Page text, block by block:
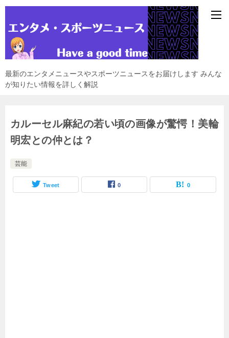
最新のエンタメニュースやスポーツニュースをお届けします みんな
が知りたい情報を詳しく解説
カルーセル麻紀の若い頃の画像が驚愕！美輪
明宏との仲とは？
芸能
Tweet 0 0